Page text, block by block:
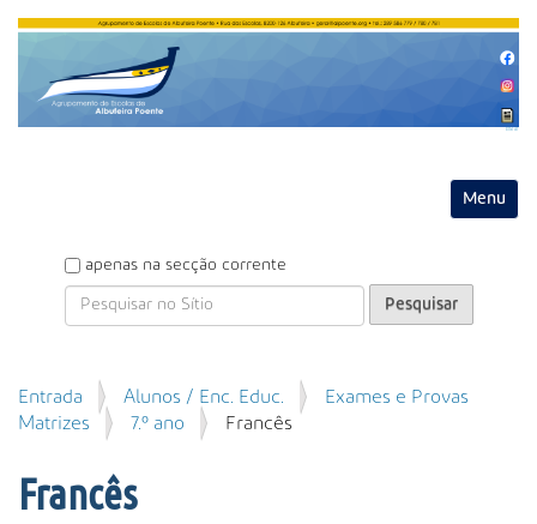
Toggle
P
e
i
s
apenas na secção corrente
P
e
u
Entrada Alunos / Enc. Educ.
Exames e Provas
Matrizes
7.º ano Francês
Francês